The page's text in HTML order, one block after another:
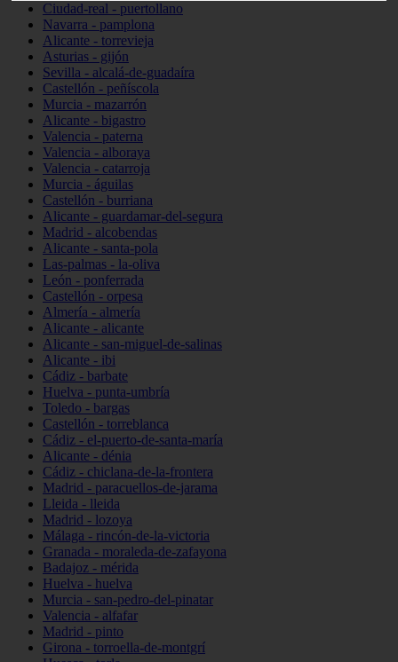
Ciudad-real - puertollano
Navarra - pamplona
Alicante - torrevieja
Asturias - gijón
Sevilla - alcalá-de-guadaíra
Castellón - peñíscola
Murcia - mazarrón
Alicante - bigastro
Valencia - paterna
Valencia - alboraya
Valencia - catarroja
Murcia - águilas
Castellón - burriana
Alicante - guardamar-del-segura
Madrid - alcobendas
Alicante - santa-pola
Las-palmas - la-oliva
León - ponferrada
Castellón - orpesa
Almería - almería
Alicante - alicante
Alicante - san-miguel-de-salinas
Alicante - ibi
Cádiz - barbate
Huelva - punta-umbría
Toledo - bargas
Castellón - torreblanca
Cádiz - el-puerto-de-santa-maría
Alicante - dénia
Cádiz - chiclana-de-la-frontera
Madrid - paracuellos-de-jarama
Lleida - lleida
Madrid - lozoya
Málaga - rincón-de-la-victoria
Granada - moraleda-de-zafayona
Badajoz - mérida
Huelva - huelva
Murcia - san-pedro-del-pinatar
Valencia - alfafar
Madrid - pinto
Girona - torroella-de-montgrí